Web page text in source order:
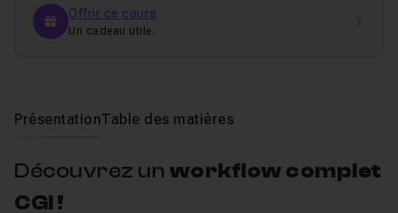
Offrir ce cours
Un cadeau utile.
PrésentationTable des matières
Découvrez un workflow complet
CGI !